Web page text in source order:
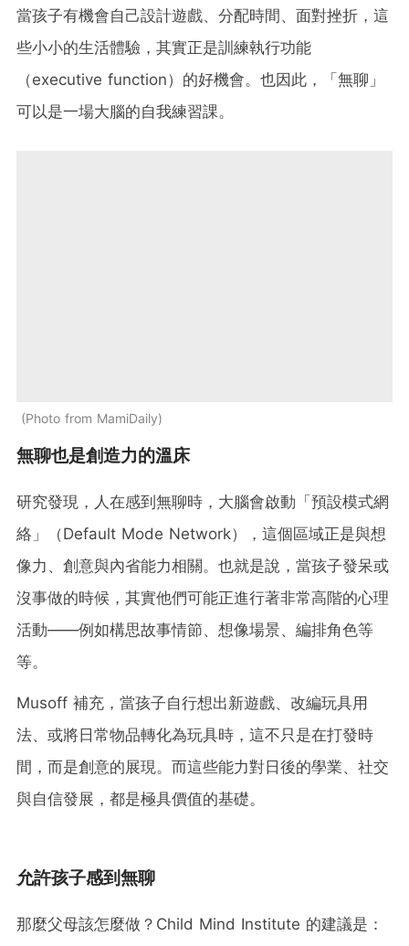
當孩子有機會自己設計遊戲、分配時間、面對挫折，這
些小小的生活體驗，其實正是訓練執行功能
（executive function）的好機會。也因此，「無聊」
可以是一場大腦的自我練習課。
Photo from MamiDaily
無聊也是創造力的溫床
研究發現，人在感到無聊時，大腦會啟動「預設模式網
絡」（Default Mode Network），這個區域正是與想
像力、創意與內省能力相關。也就是說，當孩子發呆或
沒事做的時候，其實他們可能正進行著非常高階的心理
活動——例如構思故事情節、想像場景、編排角色等
等。
Musoff 補充，當孩子自行想出新遊戲、改編玩具用
法、或將日常物品轉化為玩具時，這不只是在打發時
間，而是創意的展現。而這些能力對日後的學業、社交
與自信發展，都是極具價值的基礎。
允許孩子感到無聊
那麼父母該怎麼做？Child Mind Institute 的建議是：